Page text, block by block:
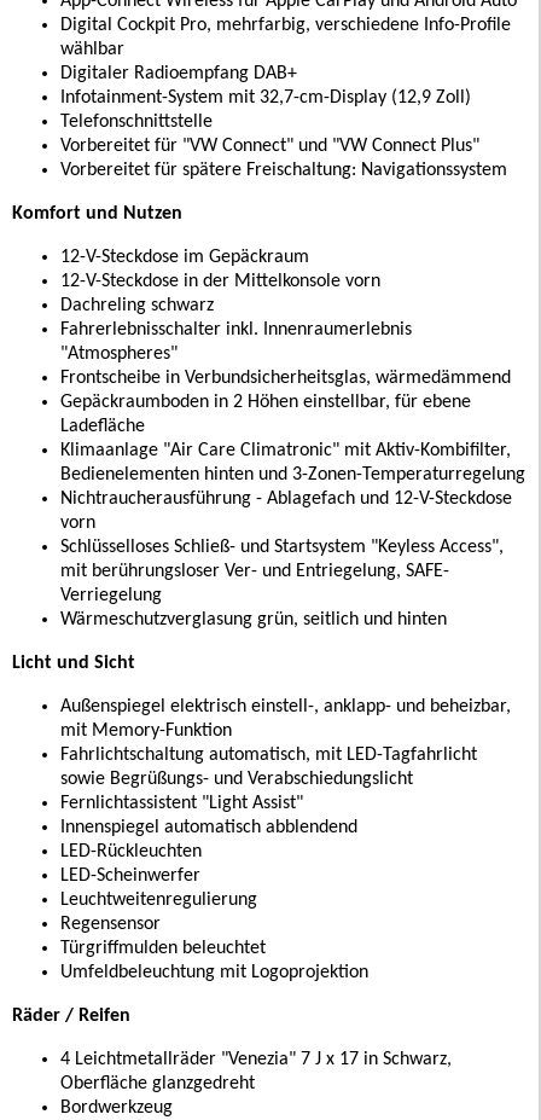
Digital Cockpit Pro, mehrfarbig, verschiedene Info-Profile
wählbar
Digitaler Radioempfang DAB+
Infotainment-System mit 32,7-cm-Display (12,9 Zoll)
Telefonschnittstelle
Vorbereitet für "VW Connect" und "VW Connect Plus"
Vorbereitet für spätere Freischaltung: Navigationssystem
Komfort und Nutzen
12-V-Steckdose im Gepäckraum
12-V-Steckdose in der Mittelkonsole vorn
Dachreling schwarz
Fahrerlebnisschalter inkl. Innenraumerlebnis
"Atmospheres"
Frontscheibe in Verbundsicherheitsglas, wärmedämmend
Gepäckraumboden in 2 Höhen einstellbar, für ebene
Ladefläche
Klimaanlage "Air Care Climatronic" mit Aktiv-Kombifilter,
Bedienelementen hinten und 3-Zonen-Temperaturregelung
Nichtraucherausführung - Ablagefach und 12-V-Steckdose
vorn
Schlüsselloses Schließ- und Startsystem "Keyless Access",
mit berührungsloser Ver- und Entriegelung, SAFE-
Verriegelung
Wärmeschutzverglasung grün, seitlich und hinten
Licht und Sicht
Außenspiegel elektrisch einstell-, anklapp- und beheizbar,
mit Memory-Funktion
Fahrlichtschaltung automatisch, mit LED-Tagfahrlicht
sowie Begrüßungs- und Verabschiedungslicht
Fernlichtassistent "Light Assist"
Innenspiegel automatisch abblendend
LED-Rückleuchten
LED-Scheinwerfer
Leuchtweitenregulierung
Regensensor
Türgriffmulden beleuchtet
Umfeldbeleuchtung mit Logoprojektion
Räder / Reifen
4 Leichtmetallräder "Venezia" 7 J x 17 in Schwarz,
Oberfläche glanzgedreht
Bordwerkzeug